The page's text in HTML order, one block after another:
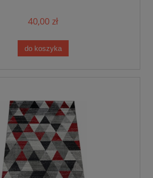
40,00 zł
do koszyka